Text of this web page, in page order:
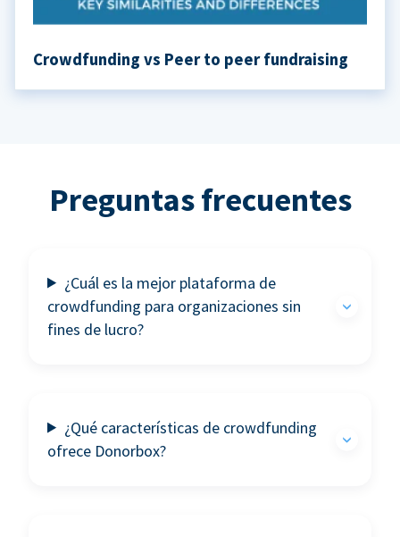
Crowdfunding vs Peer to peer fundraising
Preguntas frecuentes
¿Cuál es la mejor plataforma de
crowdfunding para organizaciones sin
fines de lucro?
¿Qué características de crowdfunding
ofrece Donorbox?